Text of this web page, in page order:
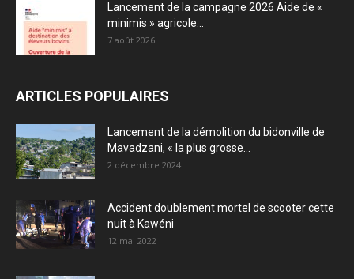
Lancement de la campagne 2026 Aide de «
minimis » agricole...
7 août 2026
ARTICLES POPULAIRES
Lancement de la démolition du bidonville de
Mavadzani, « la plus grosse...
2 décembre 2024
Accident doublement mortel de scooter cette
nuit à Kawéni
12 mai 2022